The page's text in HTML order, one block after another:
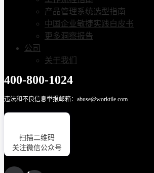
产品管理系统选型指南
中国企业敏捷实践白皮书
更多洞察报告
公司
关于我们
400-800-1024
违法和不良信息举报邮箱：abuse@worktile.com
扫描二维码
关注微信公众号